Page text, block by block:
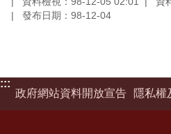
發布日期：98-12-04
:::
政府網站資料開放宣告
隱私權